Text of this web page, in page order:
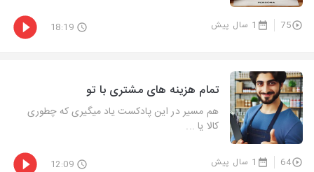
75 1 سال پیش 18:19
تمام هزینه های مشتری با تو
هم مسیر در این پادکست یاد میگیری که چطوری
کالا یا ...
64 1 سال پیش 12:09